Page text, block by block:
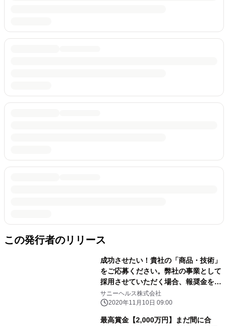
この発行者のリリース
成功させたい！貴社の「商品・技術」
をご応募ください。弊社の事業として
採用させていただく場合、報奨金を授
与いたします。 詳しくはWebサイト
で。 日刊工業新聞 広告掲載*11/10
サニーヘルス株式会社
2020年11月10日 09:00
最高賞金【2,000万円】まだ間に合